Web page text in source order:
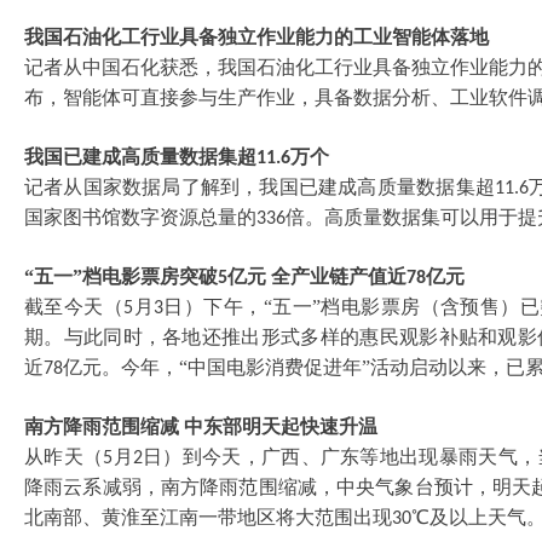
我国石油化工行业具备独立作业能力的工业智能体落地
记者从中国石化获悉，我国石油化工行业具备独立作业能力
布，智能体可直接参与生产作业，具备数据分析、工业软件
我国已建成高质量数据集超11.6万个
记者从国家数据局了解到，我国已建成高质量数据集超11.6
国家图书馆数字资源总量的336倍。高质量数据集可以用于
“五一”档电影票房突破5亿元 全产业链产值近78亿元
截至今天（5 月 3日）下午，“五一”档电影票房（含预售）
期。与此同时，各地还推出形式多样的惠民观影补贴和观
近78亿元。今年，“中国电影消费促进年”活动启动以来，已
南方降雨范围缩减 中东部明天起快速升温
从昨天（5 月 2日）到今天，广西、广东等地出现暴雨天气
降雨云系减弱，南方降雨范围缩减，中央气象台预计，明天
北南部、黄淮至江南一带地区将大范围出现30℃及以上天气